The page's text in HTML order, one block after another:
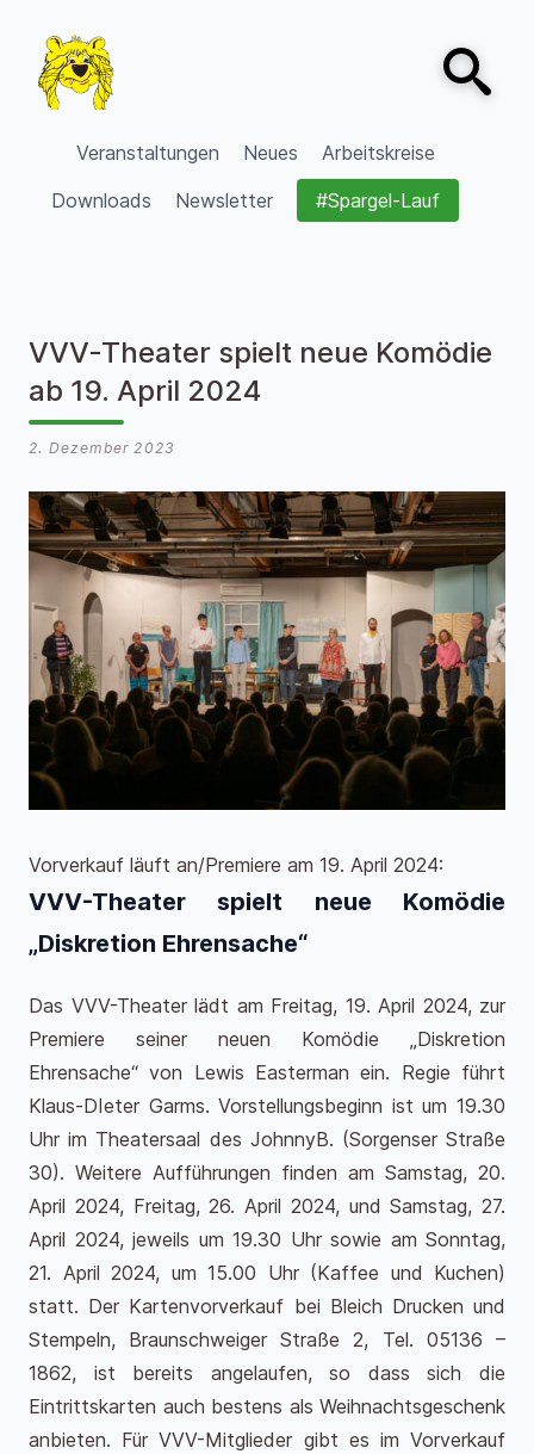
VVV Burgdorf
Veranstaltungen Neues
Arbeitskreise
Downloads
Newsletter #Spargel-Lauf
Open
VVV-Theater spielt neue Komödie
ab 19. April 2024
2. Dezember 2023
Vorverkauf läuft an/Premiere am 19. April 2024:
VVV-Theater spielt neue Komödie
„Diskretion Ehrensache“
Das VVV-Theater lädt am Freitag, 19. April 2024, zur
Premiere seiner neuen Komödie „Diskretion
Ehrensache“ von Lewis Easterman ein. Regie führt
Klaus-DIeter Garms. Vorstellungsbeginn ist um 19.30
Uhr im Theatersaal des JohnnyB. (Sorgenser Straße
30). Weitere Aufführungen finden am Samstag, 20.
April 2024, Freitag, 26. April 2024, und Samstag, 27.
April 2024, jeweils um 19.30 Uhr sowie am Sonntag,
21. April 2024, um 15.00 Uhr (Kaffee und Kuchen)
statt. Der Kartenvorverkauf bei Bleich Drucken und
Stempeln, Braunschweiger Straße 2, Tel. 05136 –
1862, ist bereits angelaufen, so dass sich die
Eintrittskarten auch bestens als Weihnachtsgeschenk
anbieten. Für VVV-Mitglieder gibt es im Vorverkauf